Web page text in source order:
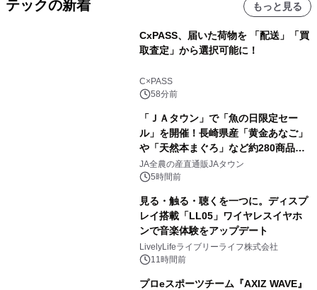
テックの新着 もっと見る
CxPASS、届いた荷物を 「配送」「買
取査定」から選択可能に！
C×PASS
58分前
「ＪＡタウン」で「魚の日限定セー
ル」を開催！長崎県産「黄金あなご」
や「天然本まぐろ」など約280商品を
販売！～毎月１０日の定例企画～
JA全農の産直通販JAタウン
5時間前
見る・触る・聴くを一つに。ディスプ
レイ搭載「LL05」ワイヤレスイヤホ
ンで音楽体験をアップデート
LivelyLifeライブリーライフ株式会社
11時間前
プロeスポーツチーム『AXIZ WAVE』